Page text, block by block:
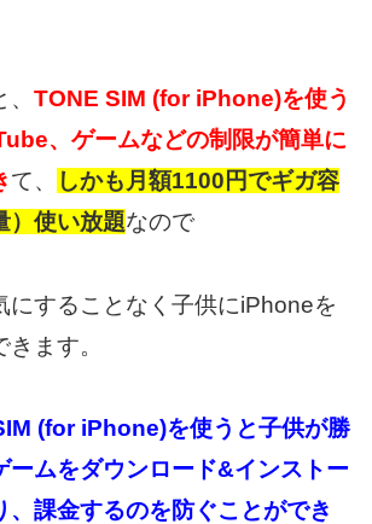
TONE SIM (for iPhone)を使う
、ゲームなどの制限が簡単に
て、
しかも月額1100円でギガ容
）使い放題なので
にすることなく子供にiPhoneを
ます。
(for iPhone)を使うと子供が勝
ームをダウンロード&インストー
、課金するのを防ぐことができ